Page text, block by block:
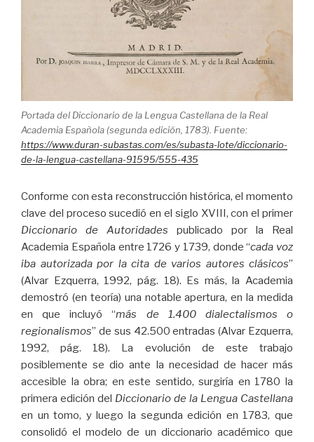
Portada del Diccionario de la Lengua Castellana de la Real
Academia Española (segunda edición, 1783). Fuente:
https://www.duran-subastas.com/es/subasta-lote/diccionario-
de-la-lengua-castellana-91595/555-435
Conforme con esta reconstrucción histórica, el momento
clave del proceso sucedió en el siglo XVIII, con el primer
Diccionario de Autoridades publicado por la Real
Academia Española entre 1726 y 1739, donde “cada voz
iba autorizada por la cita de varios autores clásicos”
(Alvar Ezquerra, 1992, pág. 18). Es más, la Academia
demostró (en teoría) una notable apertura, en la medida
en que incluyó “más de 1.400 dialectalismos o
regionalismos” de sus 42.500 entradas (Alvar Ezquerra,
1992, pág. 18). La evolución de este trabajo
posiblemente se dio ante la necesidad de hacer más
accesible la obra; en este sentido, surgiría en 1780 la
primera edición del Diccionario de la Lengua Castellana
en un tomo, y luego la segunda edición en 1783, que
consolidó el modelo de un diccionario académico que